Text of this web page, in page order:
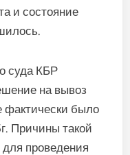
и состояние
суда КБР
на вывоз
фактически было
Причины такой
проведения